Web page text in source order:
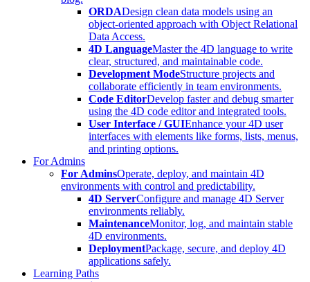
ORDADesign clean data models using an
object-oriented approach with Object Relational
Data Access.
4D LanguageMaster the 4D language to write
clear, structured, and maintainable code.
Development ModeStructure projects and
collaborate efficiently in team environments.
Code EditorDevelop faster and debug smarter
using the 4D code editor and integrated tools.
User Interface / GUIEnhance your 4D user
interfaces with elements like forms, lists, menus,
and printing options.
For Admins
For AdminsOperate, deploy, and maintain 4D
environments with control and predictability.
4D ServerConfigure and manage 4D Server
environments reliably.
MaintenanceMonitor, log, and maintain stable
4D environments.
DeploymentPackage, secure, and deploy 4D
applications safely.
Learning Paths